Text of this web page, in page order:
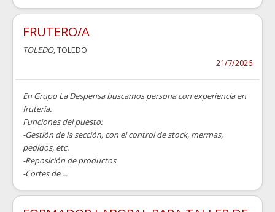
FRUTERO/A
TOLEDO, TOLEDO
21/7/2026
En Grupo La Despensa buscamos persona con experiencia en
frutería.
Funciones del puesto:
-Gestión de la sección, con el control de stock, mermas,
pedidos, etc.
-Reposición de productos
-Cortes de ...